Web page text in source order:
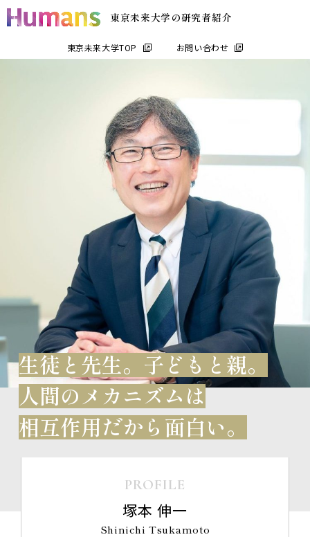
東京未来大学の研究者紹介
東京未来大学TOP お問い合わせ
生徒と先生。子どもと親。
人間のメカニズムは
相互作用だから面白い。
PROFILE
塚本 伸一
Shinichi Tsukamoto